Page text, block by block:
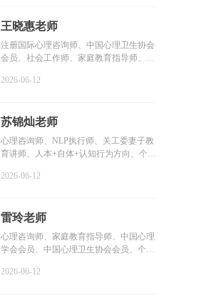
王晓惠老师
注册国际心理咨询师、中国心理卫生协会
会员、社会工作师、家庭教育指导师、咨
2026-06-12
苏锦灿老师
心理咨询师、NLP执行师、关工委妻子教
育讲师、人本+自体+认知行为方向、个案
2026-06-12
雷玲老师
心理咨询师、家庭教育指导师、中国心理
学会会员、中国心理卫生协会会员、个案
2026-06-12